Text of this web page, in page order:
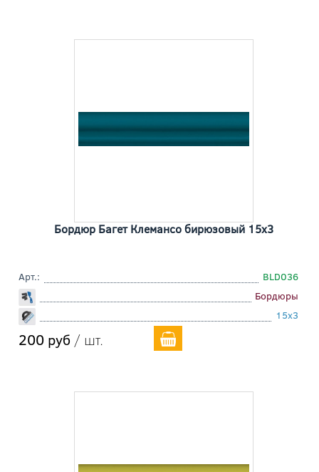
Бордюр Багет Клемансо бирюзовый 15x3
Арт.:
BLD036
Бордюры
15x3
200 руб / шт.